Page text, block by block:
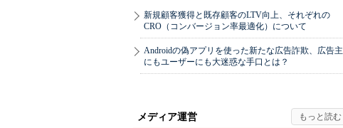
新規顧客獲得と既存顧客のLTV向上、それぞれの
CRO（コンバージョン率最適化）について
Androidの偽アプリを使った新たな広告詐欺、広告主
にもユーザーにも大迷惑な手口とは？
メディア運営